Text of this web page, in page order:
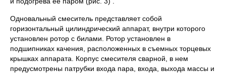
Одновальный смеситель представляет собой
горизонтальный цилиндрический аппарат, внутри которого
установлен ротор с билами. Ротор установлен в
подшипниках качения, расположенных в съемных торцевых
крышках аппарата. Корпус смесителя сварной, в нем
предусмотрены патрубки входа пара, входа, выхода массы и